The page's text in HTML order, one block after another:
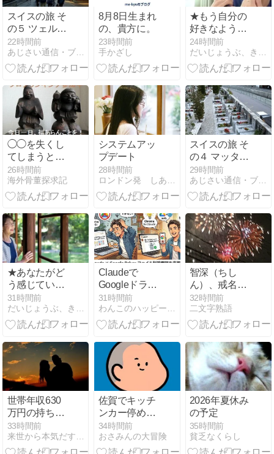
スイスの旅 そ
の５ ツェルマ
ットからバス
でモンブラン
観光
22時間前
あじさい通信・ブログ版
8月8日生まれ
の、貴方に。
23時間前
手かざし
★もう自分の
好きなように
していいんだ
よ。
24時間前
◯◯を失くし
てしまうと、
老化していく
のみ。童化計
画
26時間前
海外骨董探求記
システムアッ
プデート
28時間前
スイスの旅 そ
の４ マッター
ホルン観光と
地元料理
29時間前
あじさい通信・ブログ版
★あなたがど
う感じている
か。
31時間前
Claudeで
Googleドライ
ブを使うな？
31時間前
智深（ちし
ん）、戒名が
教えてくれた
母の生き方
32時間前
二文字熟語
世帯年収630
万円の持ち家
夫婦「賃貸に
すればよかっ
た」
33時間前
佐賀でキッチ
ンカー停める
場所がない
34時間前
おさみんの大冒険
2026年夏休み
の予定
35時間前
貧乏なくらし